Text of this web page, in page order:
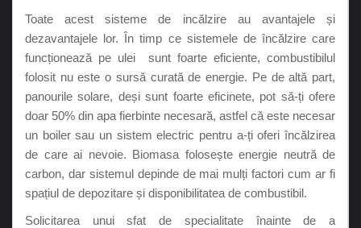
Toate acest sisteme de incălzire au avantajele și
dezavantajele lor. În timp ce sistemele de încălzire care
funcționează pe ulei sunt foarte eficiente, combustibilul
folosit nu este o sursă curată de energie. Pe de altă part,
panourile solare, deși sunt foarte eficinete, pot să-ți ofere
doar 50% din apa fierbinte necesară, astfel că este necesar
un boiler sau un sistem electric pentru a-ți oferi încălzirea
de care ai nevoie. Biomasa folosește energie neutră de
carbon, dar sistemul depinde de mai mulți factori cum ar fi
spațiul de depozitare și disponibilitatea de combustibil.
Solicitarea unui sfat de specialitate înainte de a